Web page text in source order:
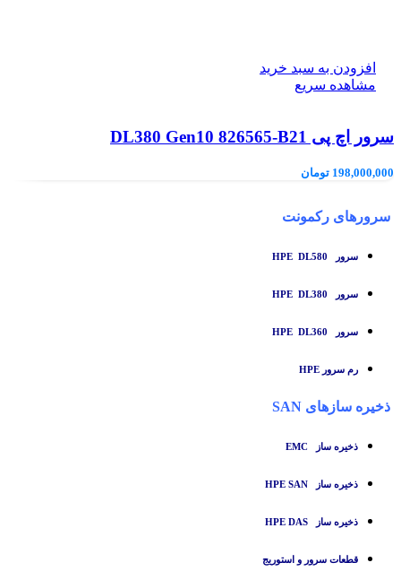
افزودن به سبد خرید
مشاهده سریع
سرور اچ پی DL380 Gen10 826565-B21
198,000,000 تومان
سرورهای رکمونت
سرور HPE DL580
سرور HPE DL380
سرور HPE DL360
رم سرور HPE
ذخیره سازهای SAN
ذخیره ساز
ذخیره ساز HPE SAN
ذخیره ساز HPE DAS
قطعات سرور و استوریج